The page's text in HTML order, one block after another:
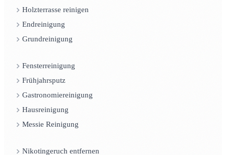
Holzterrasse reinigen
Endreinigung
Grundreinigung
Fensterreinigung
Frühjahrsputz
Gastronomiereinigung
Hausreinigung
Messie Reinigung
Nikotingeruch entfernen